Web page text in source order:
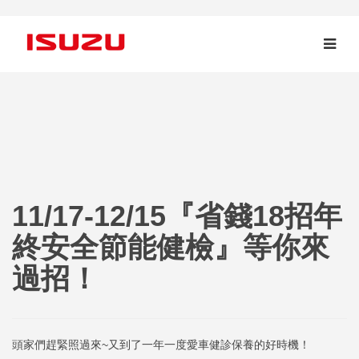
11/17-12/15『省錢18招年
終安全節能健檢』等你來
過招！
頭家們趕緊照過來~又到了一年一度愛車健診保養的好時機！